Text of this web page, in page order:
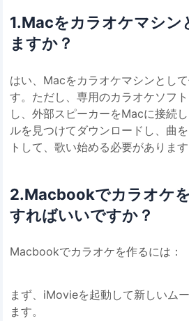
1.Macをカラオケマシン
ますか？
はい、Macをカラオケマシンとし
す。ただし、専用のカラオケソフ
し、外部スピーカーをMacに接続
ルを見つけてダウンロードし、曲
トして、歌い始める必要があります
2.Macbookでカラオケ
すればいいですか？
Macbookでカラオケを作るには：
まず、iMovieを起動して新しいム
ます。